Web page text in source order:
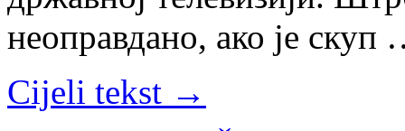
неоправдано, ако је скуп
Cijeli tekst →